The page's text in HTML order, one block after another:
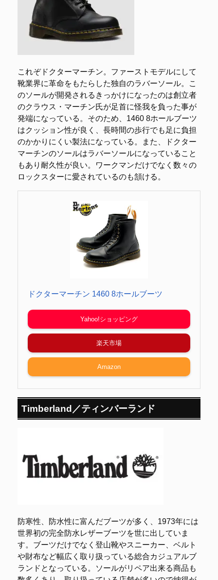
これぞドクターマーチン。ファーストモデルにして
靴業界に革命をもたらした独自のラバーソール。こ
のソールが開発されるきっかけになったのは創立者
のクラウス・マーチン氏が足首に怪我を負った事が
発端になっている。そのため、1460 8ホールブーツ
はクッション性が良く、長時間の歩行でも足に負担
のかかりにくい製法になっている。また、ドクター
マーチンのソールはラバーソールになっていること
もあり耐久性が良い。ワークマンだけでなく数々の
ロックスターに愛されているのも頷ける。
ドクターマーチン 1460 8ホールブーツ
Yahoo!ショッピング
楽天市場
Amazon
Timberland／ティンバーランド
防寒性、防水性に富んだブーツが多く、1973年には
世界初の完全防水レザーブーツを世に出していま
す。ブーツだけでなく登山靴やスニーカー、ベルト
や財布など幅広く取り扱っている総合カジュアルブ
ランドとなっている。ソールがリペア出来る商品も